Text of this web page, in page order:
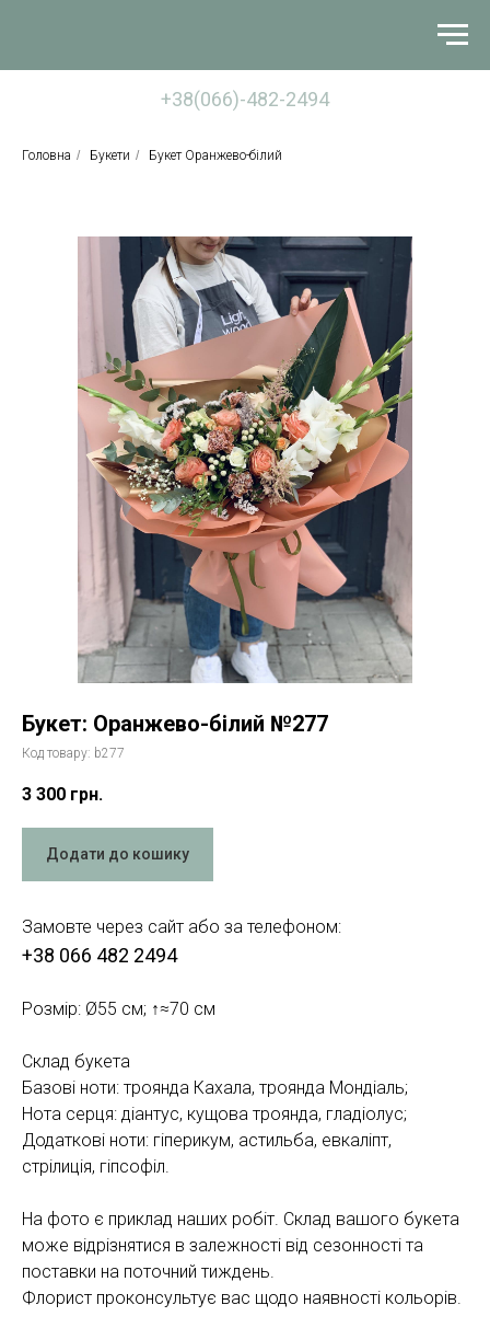
+38(066)-482-2494
Головна / Букети / Букет Оранжево-білий
Букет: Оранжево-білий №277
Код товару: b277
3 300 грн.
Додати до кошику
Замовте через сайт або за телефоном:
+38 066 482 2494
Розмір: Ø55 см; ↑≈70 см
Склад букета
Базові ноти: троянда Кахала, троянда Мондіаль;
Нота серця: діантус, кущова троянда, гладіолус;
Додаткові ноти: гіперикум, астильба, евкаліпт,
стрілиція, гіпсофіл.
На фото є приклад наших робіт. Склад вашого букета
може відрізнятися в залежності від сезонності та
поставки на поточний тиждень.
Флорист проконсультує вас щодо наявності кольорів.